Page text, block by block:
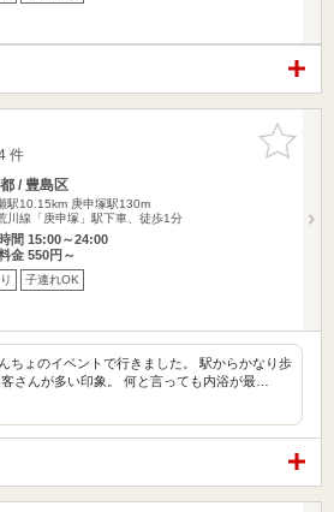
お気に入
りに追加
件
/ 豊島区
駅10.15km 庚申塚駅130m
川線「庚申塚」駅下車、徒歩1分
間 15:00～24:00
金 550円～
子連れOK
ちょのイベントで行きました。 駅からかなり歩
さんが多い印象。 何と言っても内浴が最…